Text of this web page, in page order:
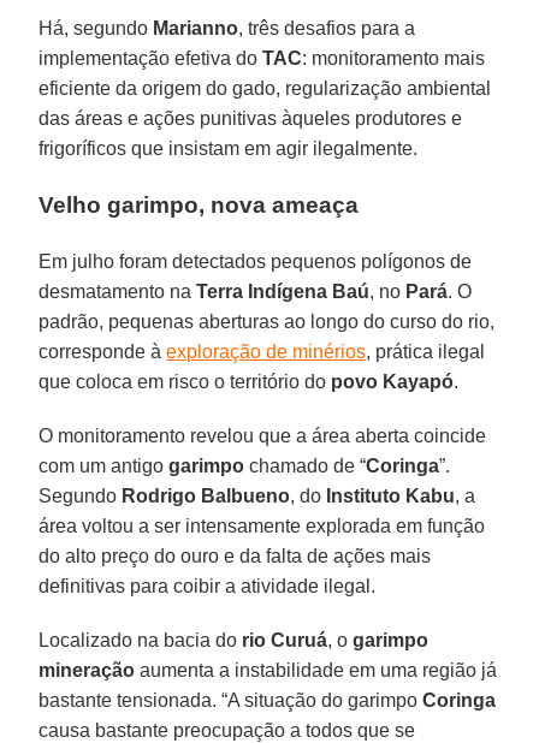
Há, segundo Marianno, três desafios para a
implementação efetiva doTAC: monitoramento mais
eficiente da origem do gado, regularização ambiental
das áreas e ações punitivas àqueles produtores e
frigoríficos que insistam em agir ilegalmente.
Velho garimpo, nova ameaça
Em julho foram detectados pequenos polígonos de
desmatamento naTerra Indígena Baú, no Pará. O
padrão, pequenas aberturas ao longo do curso do rio,
corresponde àexploração de minérios, prática ilegal
que coloca em risco o território do povo Kayapó.
O monitoramento revelou que a área aberta coincide
com um antigogarimpo chamado de “Coringa”.
Segundo Rodrigo Balbueno, do Instituto Kabu, a
área voltou a ser intensamente explorada em função
do alto preço do ouro e da falta de ações mais
definitivas para coibir a atividade ilegal.
Localizado na bacia do rio Curuá, ogarimpo
mineração aumenta a instabilidade em uma região já
bastante tensionada. “A situação do garimpoCoringa
causa bastante preocupação a todos que se